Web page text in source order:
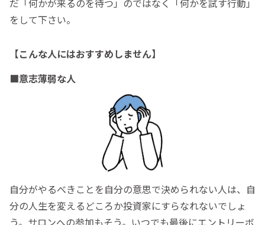
だ「何かが来るのを待つ」のではなく「何かを試す行動」
をして下さい。
【こんな人にはおすすめしません】
■意志薄弱な人
自分がやるべきことを自分の意思で決められない人は、自
分の人生を変えるどころか投資家にすらなれないでしょ
う。サロンへの参加もそう。いつでも最後にエントリーボ